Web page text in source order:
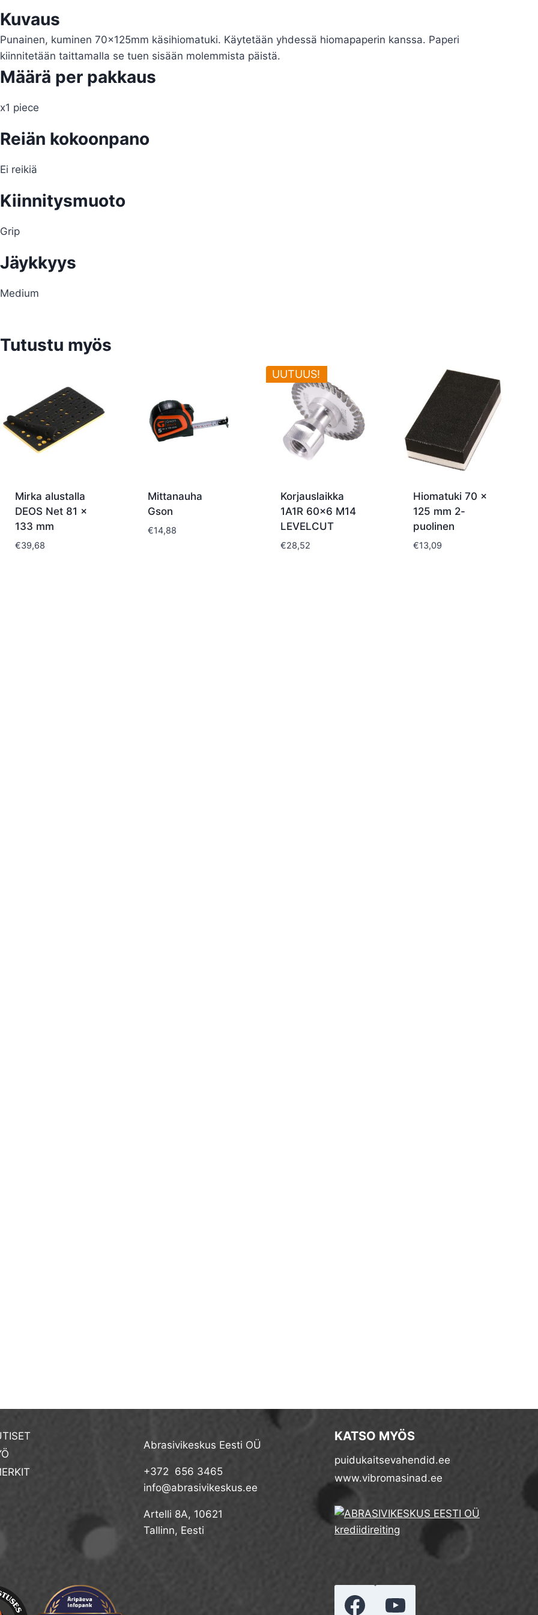
Kuvaus
Punainen, kuminen 70x125mm käsihiomatuki. Käytetään yhdessä hiomapaperin kanssa. Paperi
kiinnitetään taittamalla se tuen sisään molemmista päistä.
Määrä per pakkaus
x1 piece
Reiän kokoonpano
Ei reikiä
Kiinnitysmuoto
Grip
Jäykkyys
Medium
Tutustu myös
Mirka alustalla
DEOS Net 81 x
133 mm
€39,68
Mittanauha
Gson
€14,88
UUTUUS!
Korjauslaikka
1A1R 60×6 M14
LEVELCUT
€28,52
Hiomatuki 70 x
125 mm 2-
puolinen
€13,09
Abrasivikeskus Eesti OÜ
+372 656 3465
info@abrasivikeskus.ee
Artelli 8A, 10621
Tallinn, Eesti
KATSO MYÖS
puidukaitsevahendid.ee
www.vibromasinad.ee